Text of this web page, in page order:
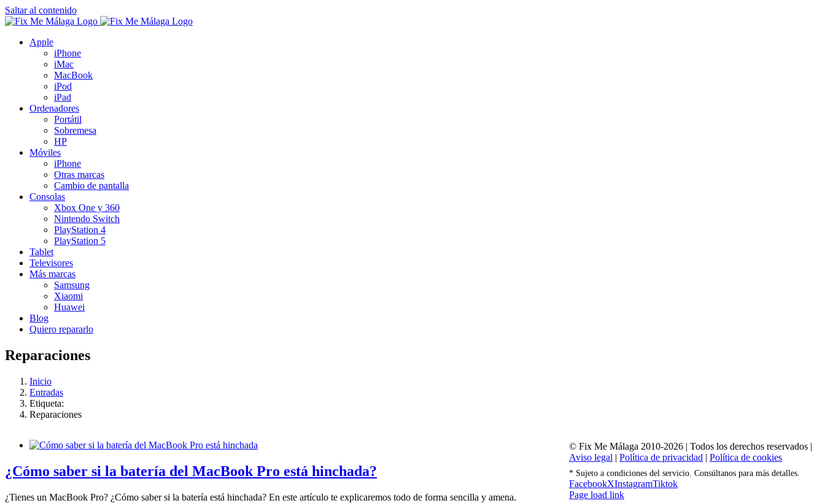
Saltar al contenido
Apple
iPhone
iMac
MacBook
iPod
iPad
Ordenadores
Portátil
Sobremesa
HP
Móviles
iPhone
Otras marcas
Cambio de pantalla
Consolas
Xbox One y 360
Nintendo Switch
PlayStation 4
PlayStation 5
Tablet
Televisores
Más marcas
Samsung
Xiaomi
Huawei
Blog
Quiero repararlo
Reparaciones
Inicio
Entradas
Etiqueta:
Reparaciones
¿Cómo saber si la batería del MacBook Pro está hinchada?
¿Tienes un MacBook Pro? ¿Cómo saber si la batería está hinchada? En este artículo te explicaremos todo de forma sencilla y amena.
© Fix Me Málaga 2010-2026 | Todos los derechos reservados |
Aviso legal | Política de privacidad | Política de cookies
* Sujeto a condiciones del servicio. Consúltanos para más detalles.
FacebookXInstagramTiktok
Page load link